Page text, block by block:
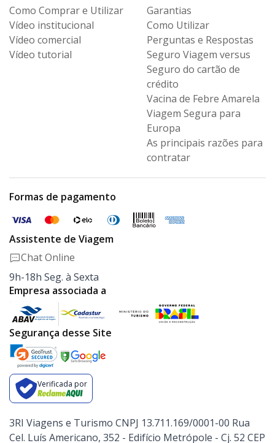
Como Comprar e Utilizar
Vídeo institucional
Vídeo comercial
Vídeo tutorial
Garantias
Como Utilizar
Perguntas e Respostas
Seguro Viagem versus
Seguro do cartão de
crédito
Vacina de Febre Amarela
Viagem Segura para
Europa
As principais razões para
contratar
Formas de pagamento
Assistente de Viagem
Chat Online
9h-18h Seg. à Sexta
Empresa associada a
Segurança desse Site
Verificada por
3RI Viagens e Turismo CNPJ 13.711.169/0001-00 Rua
Cel. Luís Americano, 352 - Edifício Metrópole - Cj. 52 CEP